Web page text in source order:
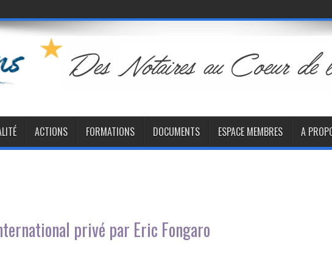
ACTIONS FORMATIONS DOCUMENTS ESPACE MEMBRES A
privé par Eric Fongaro